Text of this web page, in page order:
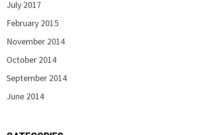
July 2017
February 2015
November 2014
October 2014
September 2014
June 2014